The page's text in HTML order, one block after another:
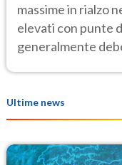
massime in rialzo
elevati con punte
generalmente
Ultime news